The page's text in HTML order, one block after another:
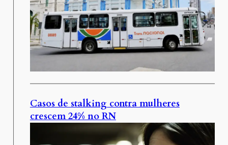
Casos de stalking contra mulheres
crescem 24% no RN